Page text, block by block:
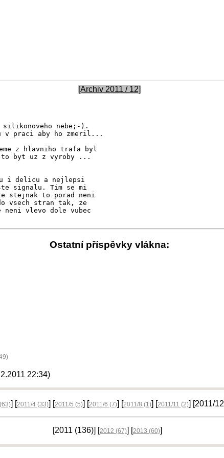
[Archiv 2011 / 12]
Ostatní příspěvky vlákna:
22:34)
(63)] [2011/4 (33)] [2011/5 (5)] [2011/6 (7)] [2011/8 (1)] [2011/11 (2)] [2011/12
[2011 (136)] [2012 (67)] [2013 (60)]